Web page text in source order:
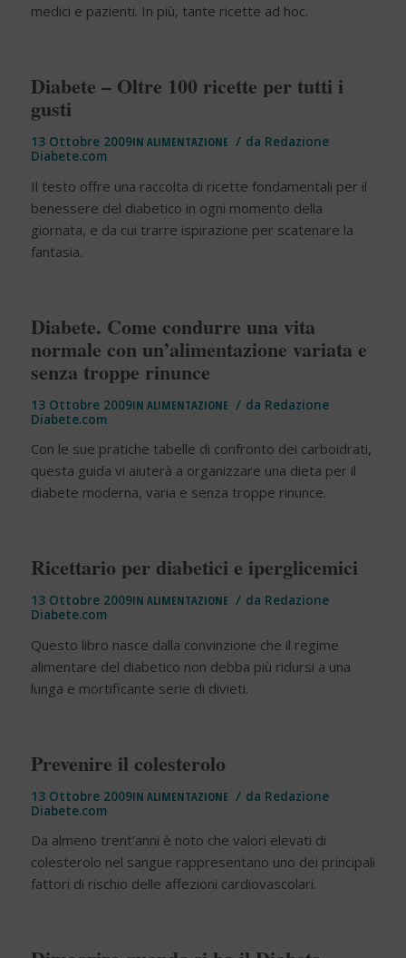
medici e pazienti. In più, tante ricette ad hoc.
Diabete – Oltre 100 ricette per tutti i
gusti
13 Ottobre 2009IN ALIMENTAZIONE / da Redazione
Diabete.com
Il testo offre una raccolta di ricette fondamentali per il
benessere del diabetico in ogni momento della
giornata, e da cui trarre ispirazione per scatenare la
fantasia.
Diabete. Come condurre una vita
normale con un’alimentazione variata e
senza troppe rinunce
13 Ottobre 2009IN ALIMENTAZIONE / da Redazione
Diabete.com
Con le sue pratiche tabelle di confronto dei carboidrati,
questa guida vi aiuterà a organizzare una dieta per il
diabete moderna, varia e senza troppe rinunce.
Ricettario per diabetici e iperglicemici
13 Ottobre 2009IN ALIMENTAZIONE / da Redazione
Diabete.com
Questo libro nasce dalla convinzione che il regime
alimentare del diabetico non debba più ridursi a una
lunga e mortificante serie di divieti.
Prevenire il colesterolo
13 Ottobre 2009IN ALIMENTAZIONE / da Redazione
Diabete.com
Da almeno trent’anni è noto che valori elevati di
colesterolo nel sangue rappresentano uno dei principali
fattori di rischio delle affezioni cardiovascolari.